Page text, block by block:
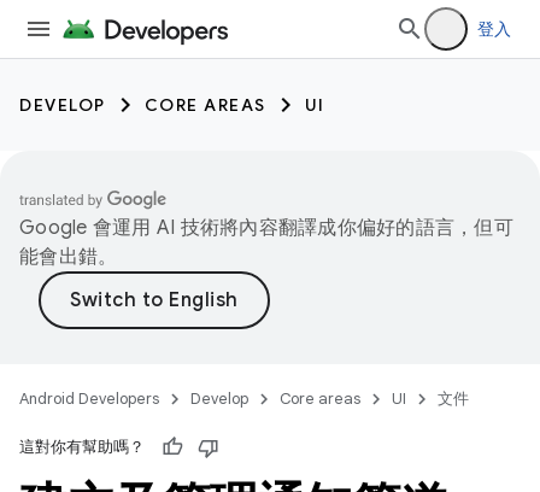
登入
DEVELOP CORE AREAS UI
Google 會運用 AI 技術將內容翻譯成你偏好的語言，但可
能會出錯。
Android Developers Develop Core areas UI 文件
這對你有幫助嗎？